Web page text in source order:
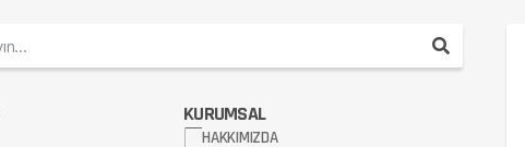
KURUMSAL
HAKKIMIZDA